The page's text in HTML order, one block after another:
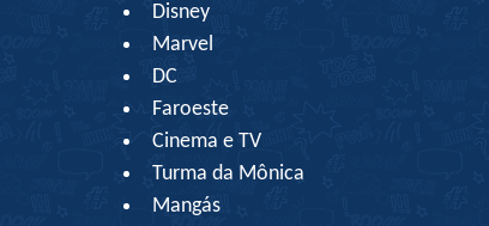
Disney
Marvel
DC
Faroeste
Cinema e TV
Turma da Mônica
Mangás